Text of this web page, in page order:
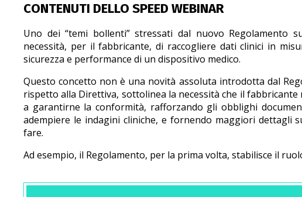
CONTENUTI DELLO SPEED WEBINAR
Uno dei “temi bollenti” stressati dal nuovo Regolamento
necessità, per il fabbricante, di raccogliere dati clinici in
sicurezza e performance di un dispositivo medico.
Questo concetto non è una novità assoluta introdotta dal
rispetto alla Direttiva, sottolinea la necessità che il fabbricante
a garantirne la conformità, rafforzando gli obblighi
adempiere le indagini cliniche, e fornendo maggiori dettagli
fare.
Ad esempio, il Regolamento, per la prima volta, stabilisce il